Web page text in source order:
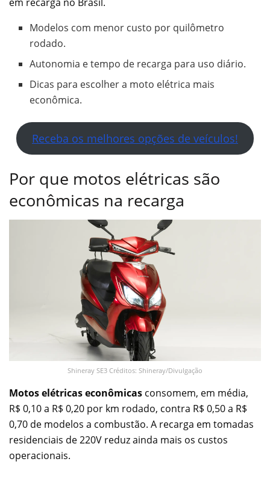
Modelos com menor custo por quilômetro
rodado.
Autonomia e tempo de recarga para uso diário.
Dicas para escolher a moto elétrica mais
econômica.
Receba os melhores opções de veículos!
Por que motos elétricas são
econômicas na recarga
Shineray SE3 Créditos: Shineray/Divulgação
Motos elétricas econômicas consomem, em média,
R$ 0,10 a R$ 0,20 por km rodado, contra R$ 0,50 a R$
0,70 de modelos a combustão. A recarga em tomadas
residenciais de 220V reduz ainda mais os custos
operacionais.